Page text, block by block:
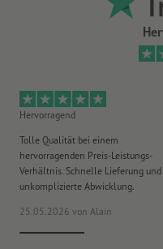
Hervorragend
Tolle Qualität bei einem
hervorragenden Preis-Leistungs-
Verhältnis. Schnelle Lieferung und
unkomplizierte Abwicklung.
25.05.2026 von Alain